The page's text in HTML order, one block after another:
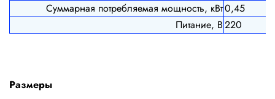
Суммарная потребляемая мощность, кВт0,45
Питание, В220
Размеры